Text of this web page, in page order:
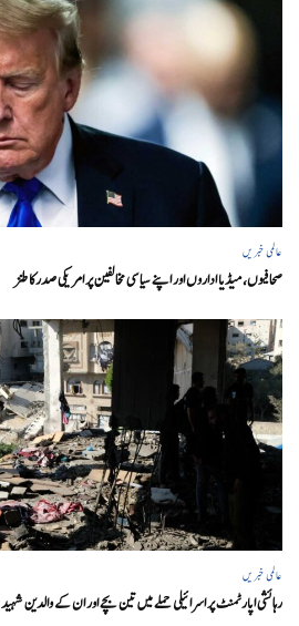
عالمی خبریں
صحافیوں، میڈیا اداروں اور اپنے سیاسی مخالفین پر امریکی صدرکا طنز
عالمی خبریں
رہائشی اپارٹمنٹ پر اسرائیلی حملے میں تین بچے اور ان کے والدین شہید